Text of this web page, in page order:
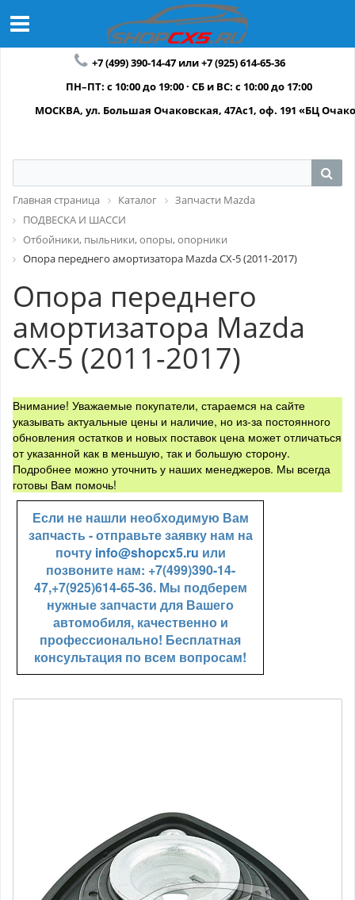
+7 (499) 390-14-47 или +7 (925) 614-65-36
ПН–ПТ: с 10:00 до 19:00 · СБ и ВС: с 10:00 до 17:00
МОСКВА, ул. Большая Очаковская, 47Ас1, оф. 191 «БЦ
Главная страница Каталог
Запчасти Mazda
ПОДВЕСКА И ШАССИ
Отбойники, пыльники, опоры, опорники
Опора переднего амортизатора Mazda CX-5 (2011-2017)
Опора переднего
амортизатора Mazda
CX-5 (2011-2017)
Внимание! Уважаемые покупатели, стараемся на сайте
указывать актуальные цены и наличие, но из-за постоянного
обновления остатков и новых поставок цена может отличаться
от указанной как в меньшую, так и большую сторону.
Подробнее можно уточнить у наших менеджеров. Мы всегда
готовы Вам помочь!
Если не нашли необходимую Вам
запчасть - отправьте заявку нам на
почту info@shopcx5.ru или
позвоните нам: +7(499)390-14-
47,+7(925)614-65-36. Мы подберем
нужные запчасти для Вашего
автомобиля, качественно и
профессионально! Бесплатная
консультация по всем вопросам!